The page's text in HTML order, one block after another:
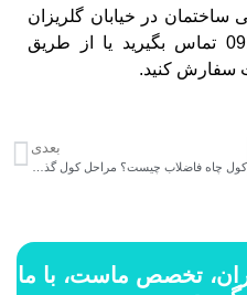
در خیابان گلریزان
ولنجک با شماره 09198806367 تماس بگیرید یا از طریق
سفارش کنید.
بعدی
تخصص ماست، با ما